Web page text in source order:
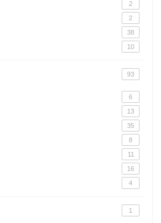
2
2
38
10
93
6
13
35
8
11
16
4
1